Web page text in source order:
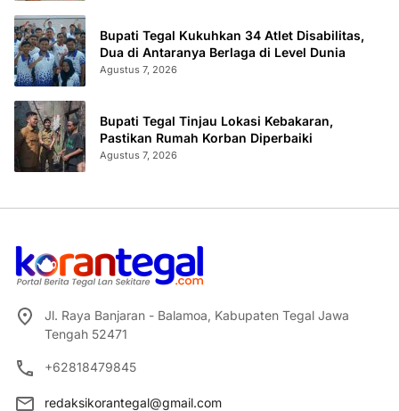
Bupati Tegal Kukuhkan 34 Atlet Disabilitas,
Dua di Antaranya Berlaga di Level Dunia
Agustus 7, 2026
Bupati Tegal Tinjau Lokasi Kebakaran,
Pastikan Rumah Korban Diperbaiki
Agustus 7, 2026
Jl. Raya Banjaran - Balamoa, Kabupaten Tegal Jawa
Tengah 52471
+62818479845
redaksikorantegal@gmail.com